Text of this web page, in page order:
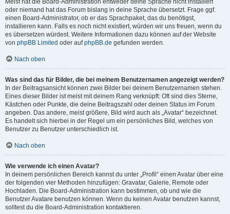
Meist hat die Board-Administration entweder deine Sprache nicht installiert
oder niemand hat das Forum bislang in deine Sprache übersetzt. Frage ggf.
einen Board-Administrator, ob er das Sprachpaket, das du benötigst,
installieren kann. Falls es noch nicht existiert, würden wir uns freuen, wenn du
es übersetzen würdest. Weitere Informationen dazu können auf der Website
von phpBB Limited oder aufphpBB.de gefunden werden.
Nach oben
Was sind das für Bilder, die bei meinem Benutzernamen angezeigt werden?
In der Beitragsansicht können zwei Bilder bei deinem Benutzernamen stehen.
Eines dieser Bilder ist meist mit deinem Rang verknüpft: Oft sind dies Sterne,
Kästchen oder Punkte, die deine Beitragszahl oder deinen Status im Forum
angeben. Das andere, meist größere, Bild wird auch als „Avatar“ bezeichnet.
Es handelt sich hierbei in der Regel um ein persönliches Bild, welches von
Benutzer zu Benutzer unterschiedlich ist.
Nach oben
Wie verwende ich einen Avatar?
In deinem persönlichen Bereich kannst du unter „Profil“ einen Avatar über eine
der folgenden vier Methoden hinzufügen: Gravatar, Galerie, Remote oder
Hochladen. Die Board-Administration kann bestimmen, ob und wie die
Benutzer Avatare benutzen können. Wenn du keinen Avatar benutzen kannst,
solltest du die Board-Administration kontaktieren.